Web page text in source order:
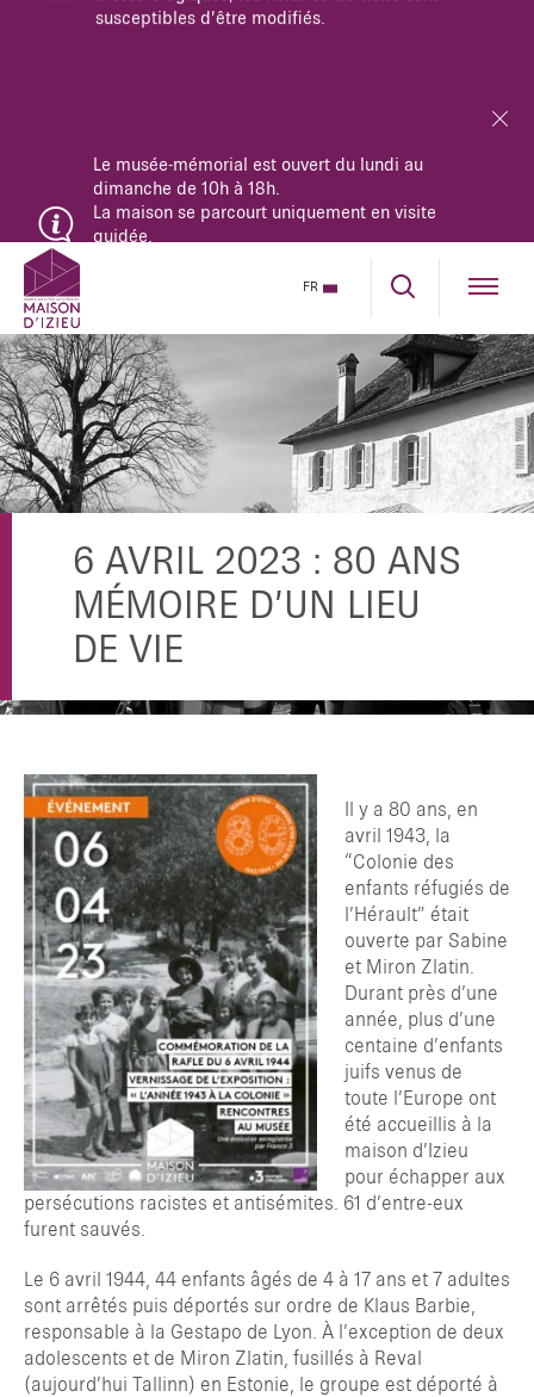
Réservez dès maintenant sur notre billetterie en
ligne.
FR
6 AVRIL 2023 : 80 ANS
MÉMOIRE D’UN LIEU
DE VIE
Il y a 80 ans, en
avril 1943, la
“Colonie des
enfants réfugiés de
l’Hérault” était
ouverte par Sabine
et Miron Zlatin.
Durant près d’une
année, plus d’une
centaine d’enfants
juifs venus de
toute l’Europe ont
été accueillis à la
maison d’Izieu
pour échapper aux
persécutions racistes et antisémites. 61 d’entre-eux
furent sauvés.
Le 6 avril 1944, 44 enfants âgés de 4 à 17 ans et 7 adultes
sont arrêtés puis déportés sur ordre de Klaus Barbie,
responsable à la Gestapo de Lyon. À l’exception de deux
adolescents et de Miron Zlatin, fusillés à Reval
(aujourd’hui Tallinn) en Estonie, le groupe est déporté à